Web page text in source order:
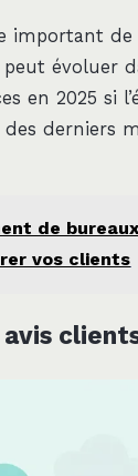
important de
évoluer
en 2025 si
derniers
de
vos clients